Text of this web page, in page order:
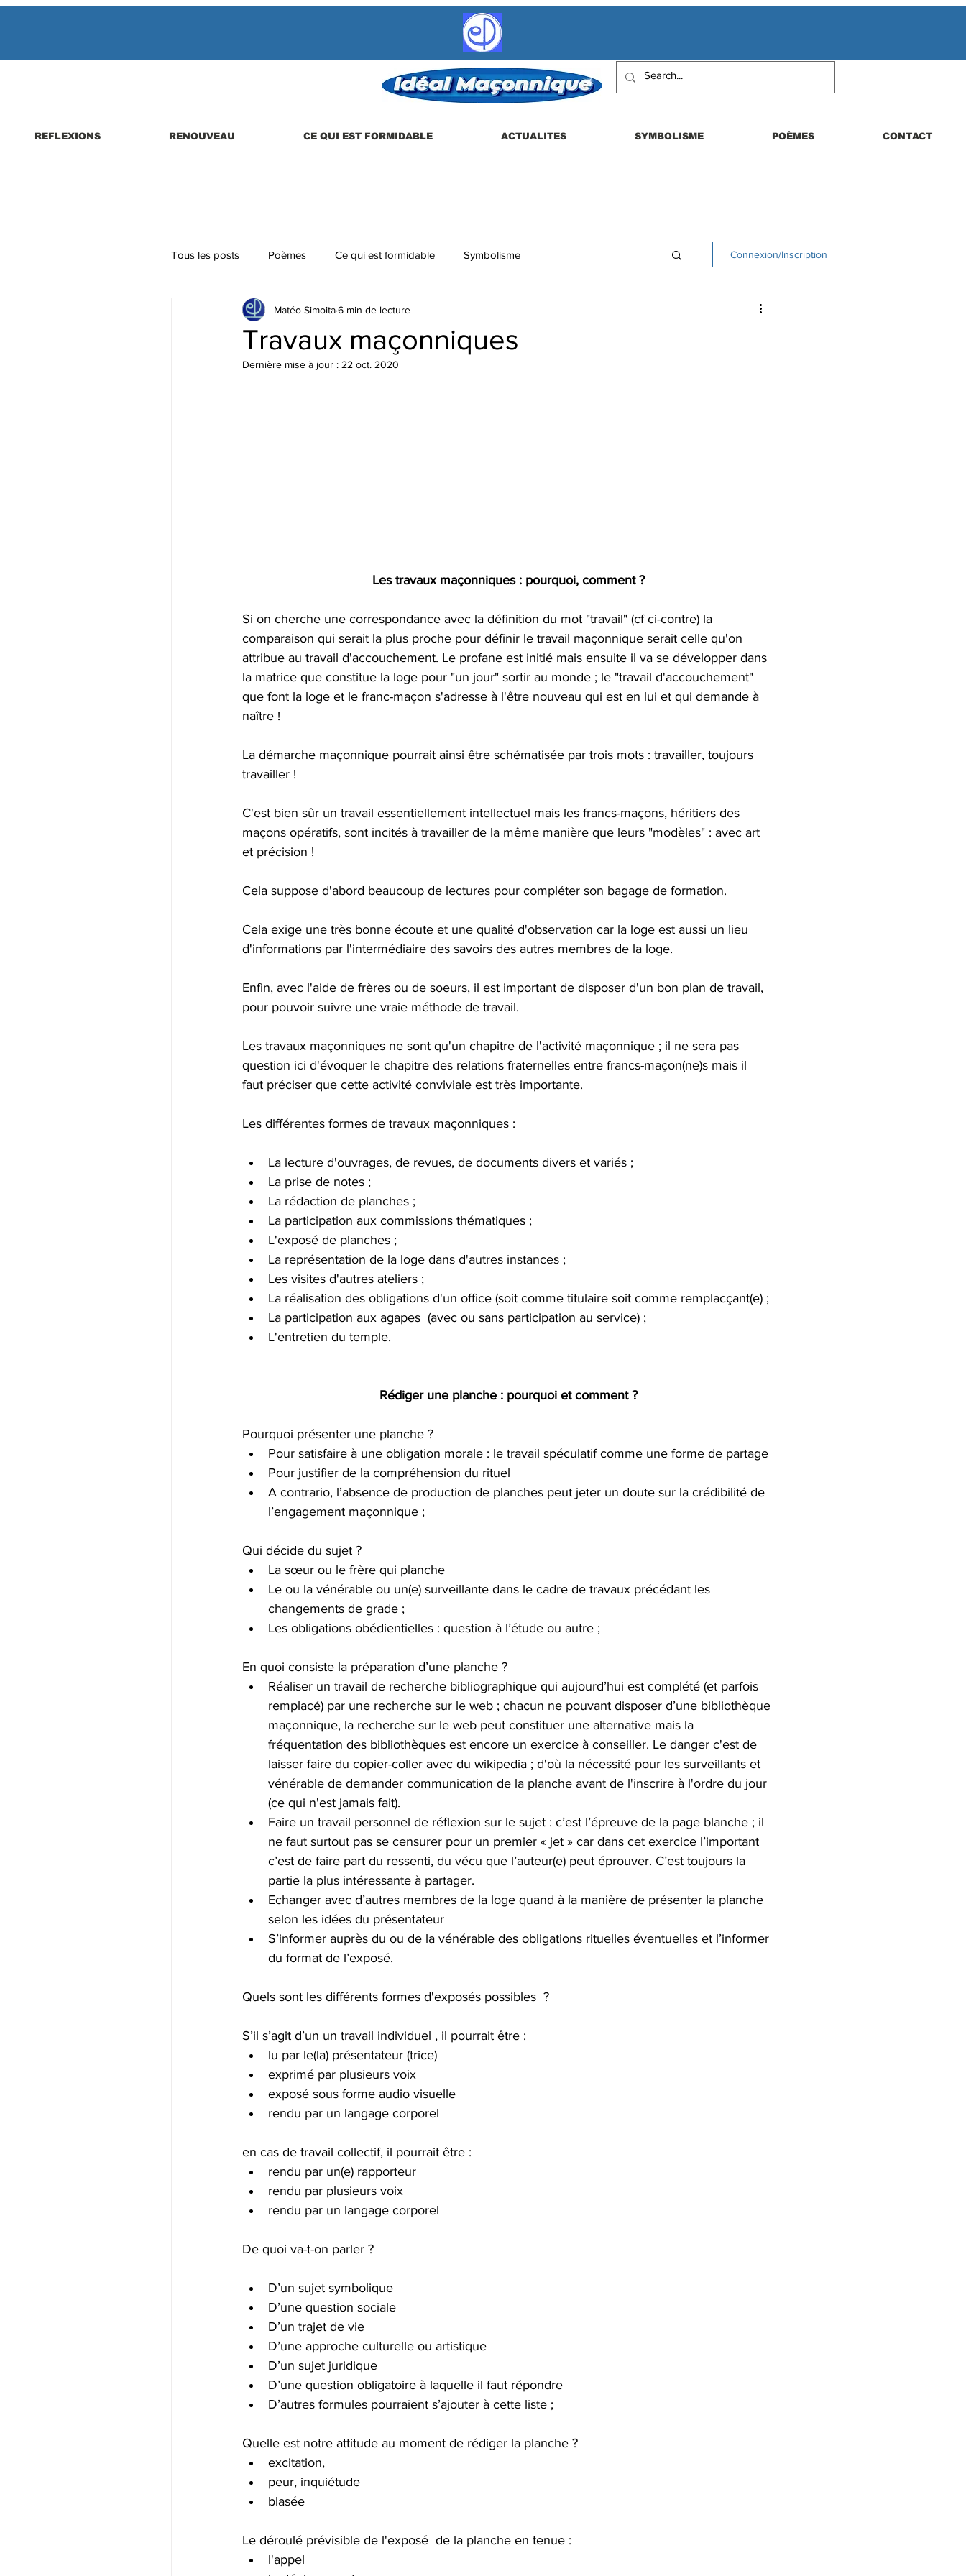
REFLEXIONS RENOUVEAU CE QUI EST FORMIDABLE ACTUALITES SYMBOLISME POÈMES CONTACT
Tous les posts Poèmes Ce qui est formidable Symbolisme
Parutions de livres, revues, etc. La vie en loge
Connexion/Inscription
Travaux maçonniques
Matéo Simoita6 min de lecture
Dernière mise à jour : 22 oct. 2020
Les travaux maçonniques : pourquoi, comment ?
Si on cherche une correspondance avec la définition du mot "travail" (cf ci-contre) la
comparaison qui serait la plus proche pour définir le travail maçonnique serait celle qu'on
attribue au travail d'accouchement. Le profane est initié mais ensuite il va se développer dans
la matrice que constitue la loge pour "un jour" sortir au monde ; le "travail d'accouchement"
que font la loge et le franc-maçon s'adresse à l'être nouveau qui est en lui et qui demande à
naître !
La démarche maçonnique pourrait ainsi être schématisée par trois mots : travailler, toujours
travailler !
C'est bien sûr un travail essentiellement intellectuel mais les francs-maçons, héritiers des
maçons opératifs, sont incités à travailler de la même manière que leurs "modèles" : avec art
et précision !
Cela suppose d'abord beaucoup de lectures pour compléter son bagage de formation.
Cela exige une très bonne écoute et une qualité d'observation car la loge est aussi un lieu
d'informations par l'intermédiaire des savoirs des autres membres de la loge.
Enfin, avec l'aide de frères ou de soeurs, il est important de disposer d'un bon plan de travail,
pour pouvoir suivre une vraie méthode de travail.
Les travaux maçonniques ne sont qu'un chapitre de l'activité maçonnique ; il ne sera pas
question ici d'évoquer le chapitre des relations fraternelles entre francs-maçon(ne)s mais il
faut préciser que cette activité conviviale est très importante.
Les différentes formes de travaux maçonniques :
La lecture d'ouvrages, de revues, de documents divers et variés ;
La prise de notes ;
La rédaction de planches ;
La participation aux commissions thématiques ;
L'exposé de planches ;
La représentation de la loge dans d'autres instances ;
Les visites d'autres ateliers ;
La réalisation des obligations d'un office (soit comme titulaire soit comme remplacçant(e) ;
La participation aux agapes  (avec ou sans participation au service) ;
L'entretien du temple.
Rédiger une planche : pourquoi et comment ?
Pourquoi présenter une planche ?
Pour satisfaire à une obligation morale : le travail spéculatif comme une forme de partage
Pour justifier de la compréhension du rituel
A contrario, l’absence de production de planches peut jeter un doute sur la crédibilité de
l’engagement maçonnique ;
Qui décide du sujet ?
La sœur ou le frère qui planche
Le ou la vénérable ou un(e) surveillante dans le cadre de travaux précédant les
changements de grade ;
Les obligations obédientielles : question à l’étude ou autre ;
En quoi consiste la préparation d’une planche ?
Réaliser un travail de recherche bibliographique qui aujourd’hui est complété (et parfois
remplacé) par une recherche sur le web ; chacun ne pouvant disposer d’une bibliothèque
maçonnique, la recherche sur le web peut constituer une alternative mais la
fréquentation des bibliothèques est encore un exercice à conseiller. Le danger c'est de
laisser faire du copier-coller avec du wikipedia ; d'où la nécessité pour les surveillants et
vénérable de demander communication de la planche avant de l'inscrire à l'ordre du jour
(ce qui n'est jamais fait).
Faire un travail personnel de réflexion sur le sujet : c’est l’épreuve de la page blanche ; il
ne faut surtout pas se censurer pour un premier « jet » car dans cet exercice l’important
c’est de faire part du ressenti, du vécu que l’auteur(e) peut éprouver. C’est toujours la
partie la plus intéressante à partager.
Echanger avec d’autres membres de la loge quand à la manière de présenter la planche
selon les idées du présentateur
S’informer auprès du ou de la vénérable des obligations rituelles éventuelles et l’informer
du format de l’exposé.
Quels sont les différents formes d'exposés possibles  ?
S’il s’agit d’un un travail individuel , il pourrait être :
lu par le(la) présentateur (trice)
exprimé par plusieurs voix
exposé sous forme audio visuelle
rendu par un langage corporel
en cas de travail collectif, il pourrait être :
rendu par un(e) rapporteur
rendu par plusieurs voix
rendu par un langage corporel
De quoi va-t-on parler ?
D’un sujet symbolique
D’une question sociale
D’un trajet de vie
D’une approche culturelle ou artistique
D’un sujet juridique
D’une question obligatoire à laquelle il faut répondre
D’autres formules pourraient s’ajouter à cette liste ;
Quelle est notre attitude au moment de rédiger la planche ?
excitation,
peur, inquiétude
blasée
Le déroulé prévisible de l'exposé  de la planche en tenue :
l'appel